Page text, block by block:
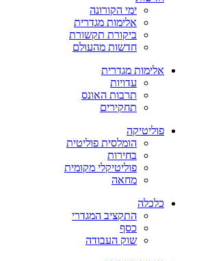
ימי הקורונה
אלימות מגדרית
ביקורת תקשורת
חדשות מהעולם
אלימות מגדרית
עדויות
תרבות האונס
תחקירים
פוליטיקה
הומלסית פוליטית
בחירות
פוליטיקלי מקומית
מחאה
כלכלה
התקציב המגדרי
כסף
שוק העבודה